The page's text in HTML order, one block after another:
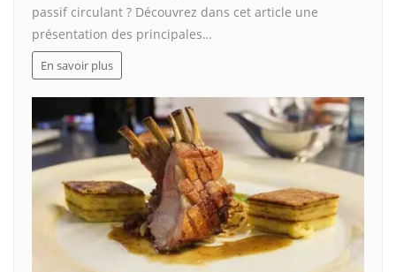
passif circulant ? Découvrez dans cet article une
présentation des principales…
En savoir plus